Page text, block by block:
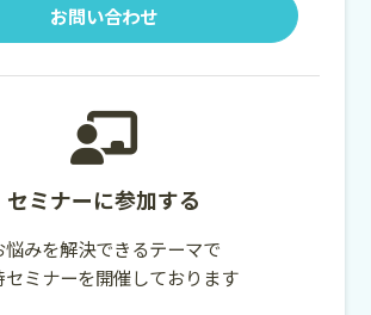
お問い合わせ
セミナーに参加する
悩みを解決できるテーマで
セミナーを開催しております